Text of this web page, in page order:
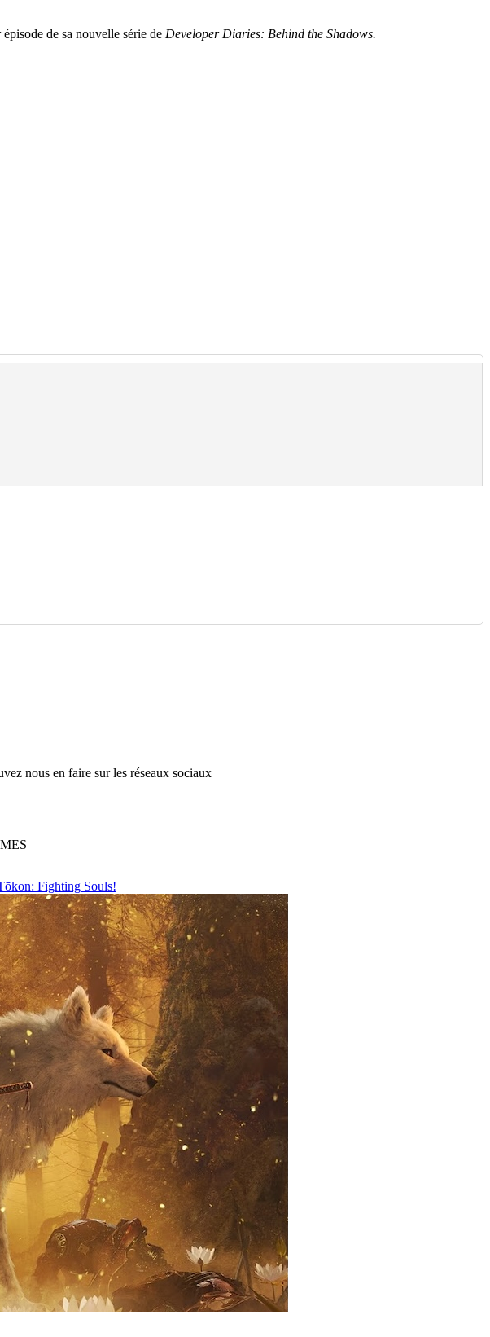
de sa nouvelle série de Developer Diaries: Behind the Shadows.
nous en faire sur les réseaux sociaux
Fighting Souls!